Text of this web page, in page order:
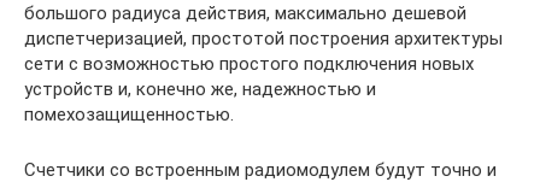
большого радиуса действия, максимально дешевой
диспетчеризацией, простотой построения архитектуры
сети с возможностью простого подключения новых
устройств и, конечно же, надежностью и
помехозащищенностью.
Счетчики со встроенным радиомодулем будут точно и